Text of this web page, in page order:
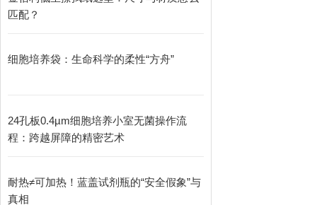
匹配？
细胞培养袋：生命科学的柔性“方舟”
24孔板0.4µm细胞培养小室无菌操作流
程：跨越屏障的精密艺术
耐热≠可加热！蓝盖试剂瓶的“安全假象”与
真相